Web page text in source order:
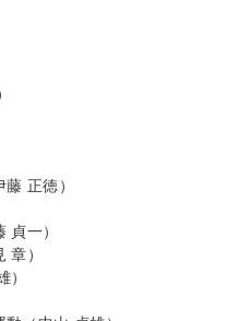
正徳）
貞一）
章）
）